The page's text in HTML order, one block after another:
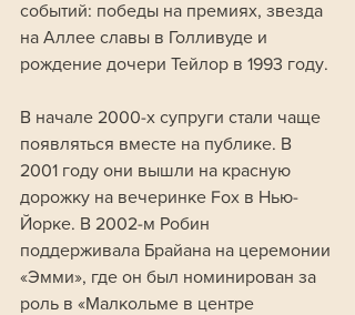
событий: победы на премиях, звезда
на Аллее славы в Голливуде и
рождение дочери Тейлор в 1993 году.
В начале 2000-х супруги стали чаще
появляться вместе на публике. В
2001 году они вышли на красную
дорожку на вечеринке Fox в Нью-
Йорке. В 2002-м Робин
поддерживала Брайана на церемонии
«Эмми», где он был номинирован за
роль в «Малкольме в центре